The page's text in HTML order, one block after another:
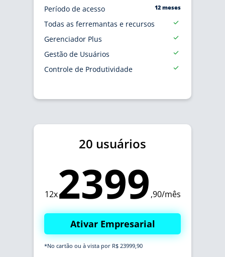
Período de acesso 12 meses
Todas as ferremantas e recursos
Gerenciador Plus
Gestão de Usuários
Controle de Produtividade
20 usuários
12x2399 ,90/mês
Ativar Empresarial
*No cartão ou à vista por R$ 23999,90